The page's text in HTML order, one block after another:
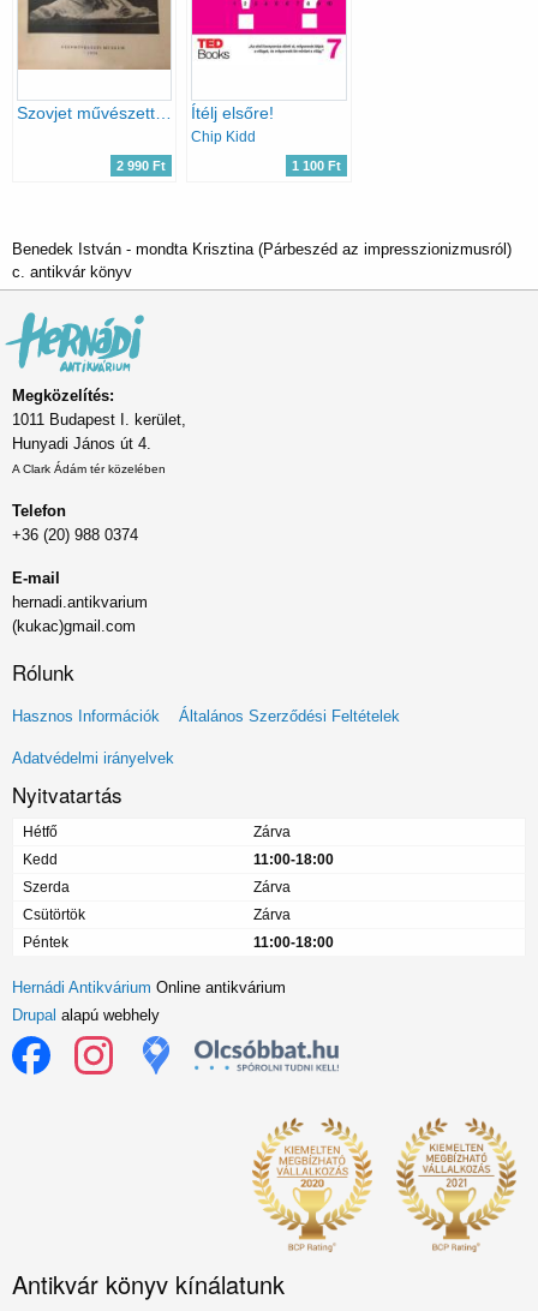
Szovjet művészettörténet XIII.
2 990 Ft
Ítélj elsőre!
Chip Kidd
1 100 Ft
Benedek István - mondta Krisztina (Párbeszéd az impresszionizmusról)
c. antikvár könyv
Megközelítés:
1011 Budapest I. kerület,
Hunyadi János út 4.
A Clark Ádám tér közelében
Telefon
+36 (20) 988 0374
E-mail
hernadi.antikvarium
(kukac)gmail.com
Rólunk
Lábléc
menü
Hasznos Információk Általános Szerződési Feltételek
Adatvédelmi irányelvek
Nyitvatartás
Hétfő
Zárva
Kedd
11:00-18:00
Szerda
Zárva
Csütörtök
Zárva
Péntek
11:00-18:00
Hernádi Antikvárium Online antikvárium
Drupal alapú webhely
Antikvár könyv kínálatunk